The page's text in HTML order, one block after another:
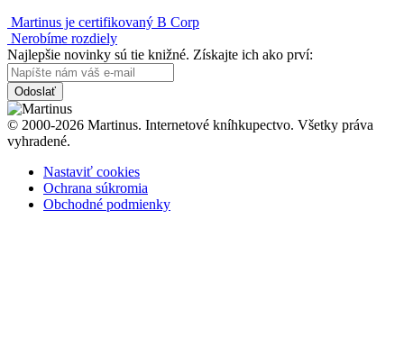
Martinus je certifikovaný B Corp
Nerobíme rozdiely
Najlepšie novinky sú tie knižné. Získajte ich ako prví:
Odoslať
© 2000-2026 Martinus. Internetové kníhkupectvo. Všetky práva
vyhradené.
Nastaviť cookies
Ochrana súkromia
Obchodné podmienky